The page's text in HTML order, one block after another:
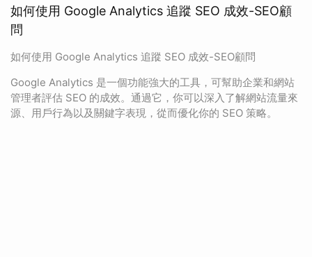
如何使用 Google Analytics 追蹤 SEO 成效-SEO顧
問
如何使用 Google Analytics 追蹤 SEO 成效-SEO顧問
Google Analytics 是一個功能強大的工具，可幫助企業和網站
管理者評估 SEO 的成效。通過它，你可以深入了解網站流量來
源、用戶行為以及關鍵字表現，從而優化你的 SEO 策略。